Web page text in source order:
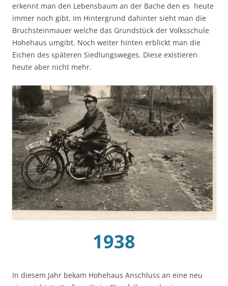
erkennt man den Lebensbaum an der Bache den es heute
immer noch gibt. Im Hintergrund dahinter sieht man die
Bruchsteinmauer welche das Grundstück der Volksschule
Hohehaus umgibt. Noch weiter hinten erblickt man die
Eichen des späteren Siedlungsweges. Diese existieren
heute aber nicht mehr.
1938
In diesem Jahr bekam Hohehaus Anschluss an eine neu